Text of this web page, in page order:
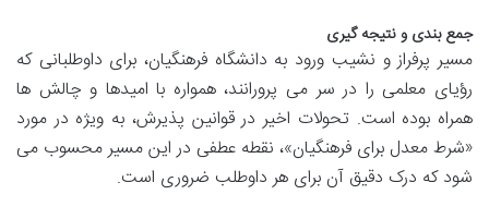
جمع بندی و نتیجه گیری
مسیر پرفراز و نشیب ورود به دانشگاه فرهنگیان، برای داوطلبانی که
رؤیای معلمی را در سر می پرورانند، همواره با امیدها و چالش ها
همراه بوده است. تحولات اخیر در قوانین پذیرش، به ویژه در مورد
«شرط معدل برای فرهنگیان»، نقطه عطفی در این مسیر محسوب می
شود که درک دقیق آن برای هر داوطلب ضروری است.